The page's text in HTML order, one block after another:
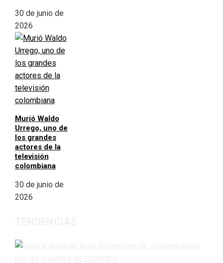
30 de junio de
2026
Murió Waldo
Urrego, uno de
los grandes
actores de la
televisión
colombiana
30 de junio de
2026